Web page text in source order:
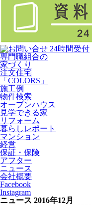
専門職組合の
家づくり
注文住宅
「COLORS」
施工例
物件検索
オープンハウス
見学できる家
リフォーム
暮らしレポート
マンション
経営
保証・保険
アフター
ニュース
会社概要
Facebook
Instagram
ニュース 2016年12月